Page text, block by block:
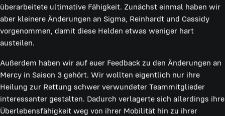
überarbeitete ultimative Fähigkeit. Zunächst einmal haben wir
aber kleinere Änderungen an Sigma, Reinhardt und Cassidy
vorgenommen, damit diese Helden etwas weniger hart
austeilen.
Außerdem haben wir auf euer Feedback zu den Änderungen an
Mercy in Saison 3 gehört. Wir wollten eigentlich nur ihre
Heilung zur Rettung schwer verwundeter Teammitglieder
interessanter gestalten. Dadurch verlagerte sich allerdings ihre
Überlebensfähigkeit weg von ihrer Mobilität hin zu ihrer